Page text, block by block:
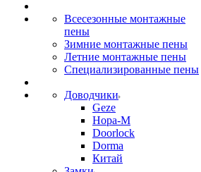
Всесезонные монтажные
пены
Зимние монтажные пены
Летние монтажные пены
Специализированные пены
Доводчики
Geze
Нора-М
Doorlock
Dorma
Китай